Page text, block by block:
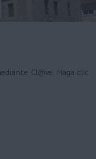
Cl@ve. Haga clic